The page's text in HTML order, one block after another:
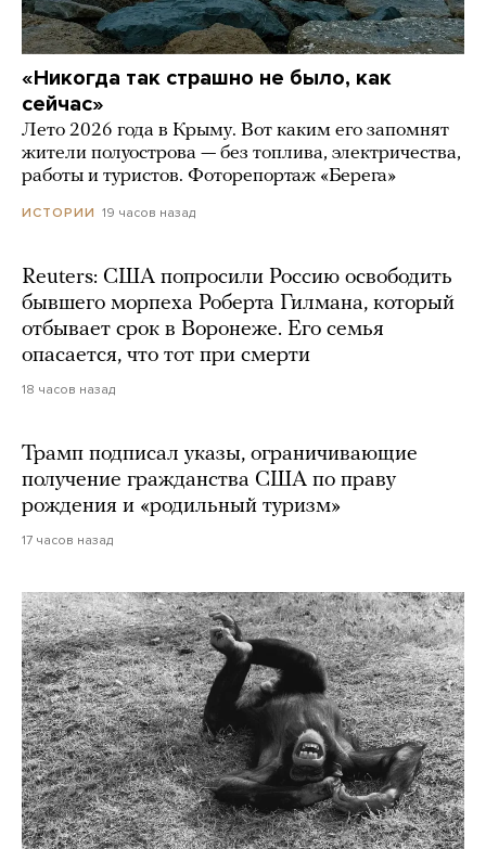
«Никогда так страшно не было, как
сейчас»
Лето 2026 года в Крыму. Вот каким его запомнят
жители полуострова — без топлива, электричества,
работы и туристов. Фоторепортаж «Берега»
ИСТОРИИ 19 часов назад
Reuters: США попросили Россию освободить
бывшего морпеха Роберта Гилмана, который
отбывает срок в Воронеже. Его семья
опасается, что тот при смерти
18 часов назад
Трамп подписал указы, ограничивающие
получение гражданства США по праву
рождения и «родильный туризм»
17 часов назад